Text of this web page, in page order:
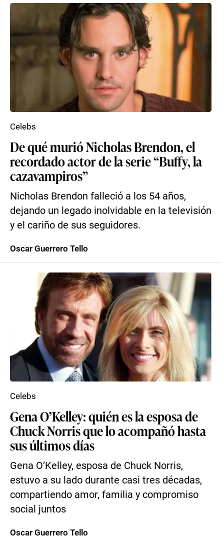
De qué murió Nicholas Brendon, el
recordado actor de la serie “Buffy, la
cazavampiros”
Nicholas Brendon falleció a los 54 años,
dejando un legado inolvidable en la televisión
y el cariño de sus seguidores.
Celebs
Oscar Guerrero Tello
Gena O’Kelley: quién es la esposa de
Chuck Norris que lo acompañó hasta
sus últimos días
Gena O’Kelley, esposa de Chuck Norris,
estuvo a su lado durante casi tres décadas,
compartiendo amor, familia y compromiso
social juntos
Celebs
Oscar Guerrero Tello